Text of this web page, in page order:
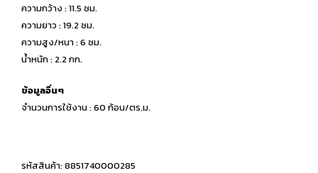
ความกว้าง : 11.5 ซม.
ความยาว : 19.2 ซม.
ความสูง/หนา : 6 ซม.
น้ำหนัก : 2.2 กก.
ข้อมูลอื่นๆ
จำนวนการใช้งาน : 60 ก้อน/ตร.ม.
รหัสสินค้า:8851740000285